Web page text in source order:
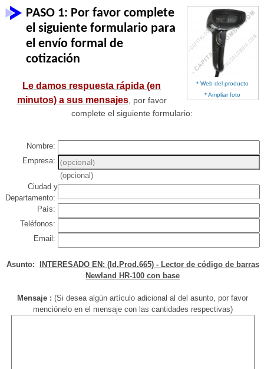
* Web del producto
* Ampliar foto
PASO 1: Por favor complete
el siguiente formulario para
el envío formal de
cotización
Le damos respuesta rápida (en
minutos) a sus mensajes, por favor
complete el siguiente formulario:
Nombre:
Empresa:
(opcional)
Ciudad y
Departamento:
País:
Teléfonos:
Email:
Asunto:
INTERESADO EN: (Id.Prod.665) - Lector de código de barras
Newland HR-100 con base
Mensaje : (Si desea algún artículo adicional al del asunto, por favor
menciónelo en el mensaje con las cantidades respectivas)